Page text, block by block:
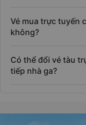
Vé mua trực tuyến
không?
Có thể đổi vé tàu
tiếp nhà ga?